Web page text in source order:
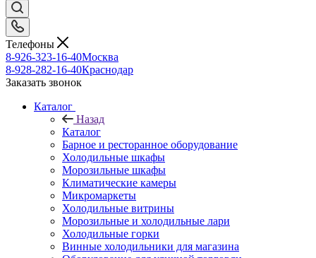
Телефоны
8-926-323-16-40Москва
8-928-282-16-40Краснодар
Заказать звонок
Каталог
Назад
Каталог
Барное и ресторанное оборудование
Холодильные шкафы
Морозильные шкафы
Климатические камеры
Микромаркеты
Холодильные витрины
Морозильные и холодильные лари
Холодильные горки
Винные холодильники для магазина